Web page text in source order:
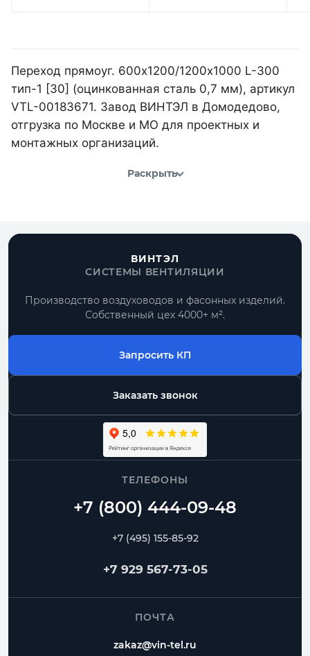
Переход прямоуг. 600х1200/1200х1000 L-300
тип-1 [30] (оцинкованная сталь 0,7 мм), артикул
VTL-00183671. Завод ВИНТЭЛ в Домодедово,
отгрузка по Москве и МО для проектных и
монтажных организаций.
Раскрыть
ВИНТЭЛ
СИСТЕМЫ ВЕНТИЛЯЦИИ
Производство воздуховодов и фасонных изделий.
Собственный цех 4000+ м².
Запросить КП
Заказать звонок
ТЕЛЕФОНЫ
+7 (495) 155-85-92
+7 929 567-73-05
ПОЧТА
zakaz@vin-tel.ru